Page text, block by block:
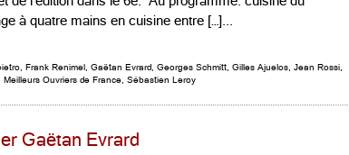
à quatre mains en cuisine entre […]...
Frank Renimel Gaëtan Evrard Georges Schmitt Gilles Ajuelos Jean Rossi
Meilleurs Ouvriers de France Sébastien Leroy
Gaëtan Evrard